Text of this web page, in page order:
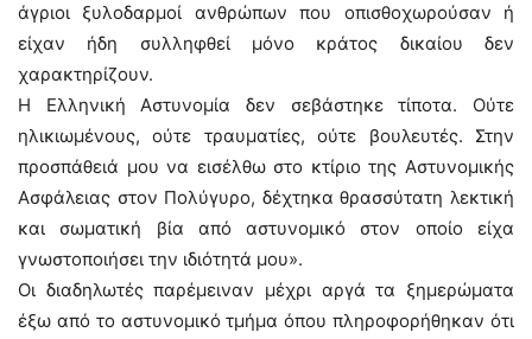
άγριοι ξυλοδαρμοί ανθρώπων που οπισθοχωρούσαν ή
είχαν ήδη συλληφθεί μόνο κράτος δικαίου δεν
χαρακτηρίζουν.
Η Ελληνική Αστυνομία δεν σεβάστηκε τίποτα. Ούτε
ηλικιωμένους, ούτε τραυματίες, ούτε βουλευτές. Στην
προσπάθειά μου να εισέλθω στο κτίριο της Αστυνομικής
Ασφάλειας στον Πολύγυρο, δέχτηκα θρασσύτατη λεκτική
και σωματική βία από αστυνομικό στον οποίο είχα
γνωστοποιήσει την ιδιότητά μου».
Οι διαδηλωτές παρέμειναν μέχρι αργά τα ξημερώματα
έξω από το αστυνομικό τμήμα όπου πληροφορήθηκαν ότι